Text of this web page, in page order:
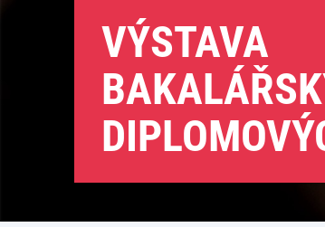
VÝSTAVA